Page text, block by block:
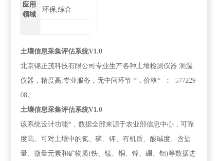
应用
领域
环保,综合
土壤信息采集评估系统V1.0
北京锦正茂科技有限公司专业生产各种土壤检测仪器.测温
仪器，精度高,专业服务，无中间环节 *，价格* ： 577229
08。
土壤信息采集评估系统V1.0
该系统设计功能*，数据全部来源于农业部信息中心，可靠
度高。可对土壤中的氮、磷、钾、有机质、酸碱度、含盐
量、微量元素和矿物质(铁、锰、铜、锌、硼、钼)等数据进